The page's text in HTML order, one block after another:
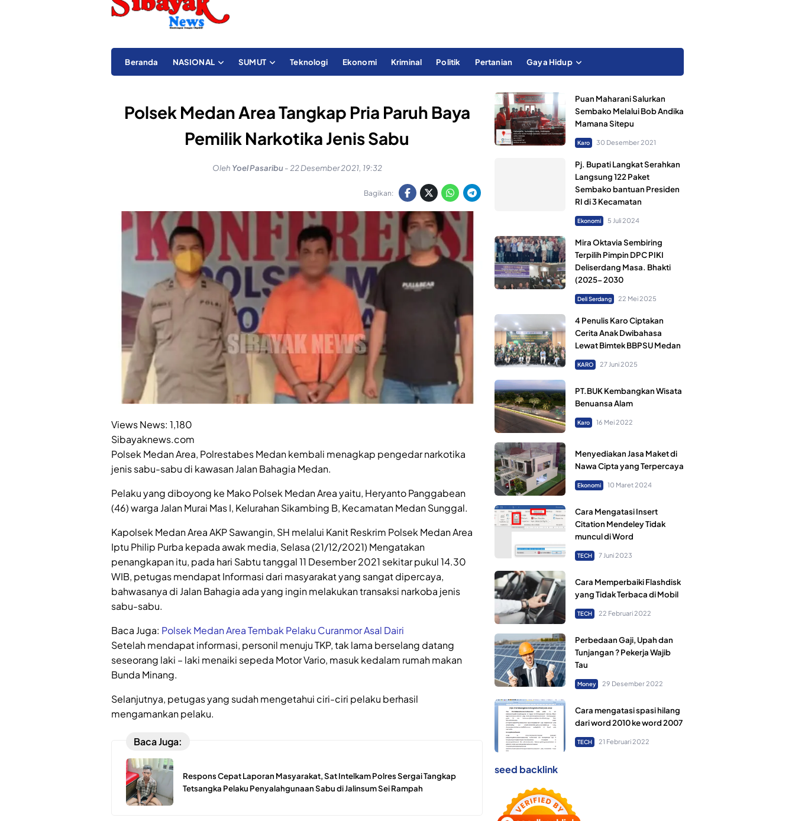
Beranda NASIONAL SUMUT Teknologi Ekonomi Kriminal Politik Pertanian Gaya Hidup
Polsek Medan Area Tangkap Pria Paruh Baya
Pemilik Narkotika Jenis Sabu
Oleh Yoel Pasaribu - 22 Desember 2021, 19:32
Bagikan:
Views News: 1,180
Sibayaknews.com
Polsek Medan Area, Polrestabes Medan kembali menagkap pengedar narkotika
jenis sabu-sabu di kawasan Jalan Bahagia Medan.
Pelaku yang diboyong ke Mako Polsek Medan Area yaitu, Heryanto Panggabean
(46) warga Jalan Murai Mas I, Kelurahan Sikambing B, Kecamatan Medan Sunggal.
Kapolsek Medan Area AKP Sawangin, SH melalui Kanit Reskrim Polsek Medan Area
Iptu Philip Purba kepada awak media, Selasa (21/12/2021) Mengatakan
penangkapan itu, pada hari Sabtu tanggal 11 Desember 2021 sekitar pukul 14.30
WIB, petugas mendapat Informasi dari masyarakat yang sangat dipercaya,
bahwasanya di Jalan Bahagia ada yang ingin melakukan transaksi narkoba jenis
sabu-sabu.
Baca Juga: Polsek Medan Area Tembak Pelaku Curanmor Asal Dairi
Setelah mendapat informasi, personil menuju TKP, tak lama berselang datang
seseorang laki – laki menaiki sepeda Motor Vario, masuk kedalam rumah makan
Bunda Minang.
Selanjutnya, petugas yang sudah mengetahui ciri-ciri pelaku berhasil
mengamankan pelaku.
Baca Juga:
Respons Cepat Laporan Masyarakat, Sat Intelkam Polres Sergai Tangkap
Tetsangka Pelaku Penyalahgunaan Sabu di Jalinsum Sei Rampah
Puan Maharani Salurkan
Sembako Melalui Bob Andika
Mamana Sitepu
Karo 30 Desember 2021
Pj. Bupati Langkat Serahkan
Langsung 122 Paket
Sembako bantuan Presiden
RI di 3 Kecamatan
Ekonomi 5 Juli 2024
Mira Oktavia Sembiring
Terpilih Pimpin DPC PIKI
Deliserdang Masa. Bhakti
(2025- 2030
Deli Serdang 22 Mei 2025
4 Penulis Karo Ciptakan
Cerita Anak Dwibahasa
Lewat Bimtek BBPSU Medan
KARO 27 Juni 2025
PT.BUK Kembangkan Wisata
Benuansa Alam
Karo 16 Mei 2022
Menyediakan Jasa Maket di
Nawa Cipta yang Terpercaya
Ekonomi 10 Maret 2024
Cara Mengatasi Insert
Citation Mendeley Tidak
muncul di Word
TECH 7 Juni 2023
Cara Memperbaiki Flashdisk
yang Tidak Terbaca di Mobil
TECH 22 Februari 2022
Perbedaan Gaji, Upah dan
Tunjangan ? Pekerja Wajib
Tau
Money 29 Desember 2022
Cara mengatasi spasi hilang
dari word 2010 ke word 2007
TECH 21 Februari 2022
seed backlink